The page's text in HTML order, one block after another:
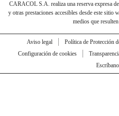
CARACOL S.A. realiza una reserva expresa
y otras prestaciones accesibles desde este sitio
medios que
Aviso legal Política de Protección
Configuración de cookies